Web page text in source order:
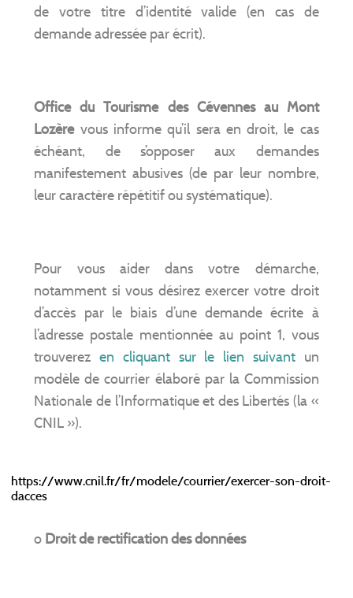
de votre titre d’identité valide (en cas de
demande adressée par écrit).
Office du Tourisme des Cévennes au Mont
Lozèrevous informe qu’il sera en droit, le cas
échéant, de s’opposer aux demandes
manifestement abusives (de par leur nombre,
leur caractère répétitif ou systématique).
Pour vous aider dans votre démarche,
notamment si vous désirez exercer votre droit
d’accès par le biais d’une demande écrite à
l’adresse postale mentionnée au point 1, vous
trouverez en cliquant sur le lien suivant un
modèle de courrier élaboré par la Commission
Nationale de l’Informatique et des Libertés (la «
CNIL »).
https://www.cnil.fr/fr/modele/courrier/exercer-son-droit-
dacces
o Droit de rectification des données